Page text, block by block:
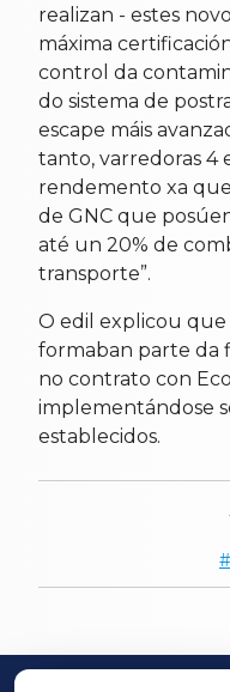
realizan - estes
máxima
control da
do sistema de
escape máis
tanto, varredoras 4
rendemento xa
de GNC que
até un 20% de
transporte”.
O edil explicou que
formaban parte da
no contrato con
implementándose
establecidos.